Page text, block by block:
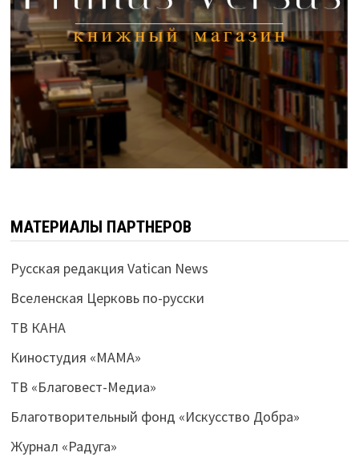
МАТЕРИАЛЫ ПАРТНЕРОВ
Русская редакция Vatican News
Вселенская Церковь по-русски
ТВ КАНА
Киностудия «МАМА»
ТВ «Благовест-Медиа»
Благотворительный фонд «Искусство Добра»
Журнал «Радуга»